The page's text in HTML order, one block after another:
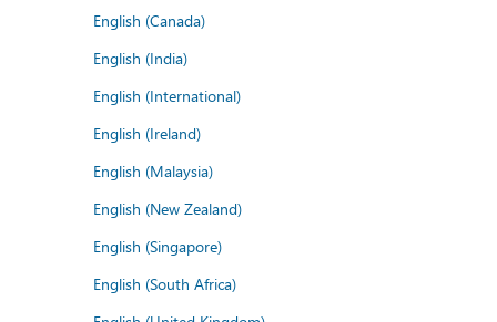
English (Canada)
English (India)
English (International)
English (Ireland)
English (Malaysia)
English (New Zealand)
English (Singapore)
English (South Africa)